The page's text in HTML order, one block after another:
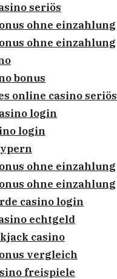
seriös
ohne einzahlung
ohne einzahlung
bonus
online casino seriös
login
login
ohne einzahlung
ohne einzahlung
casino login
echtgeld
casino
vergleich
freispiele